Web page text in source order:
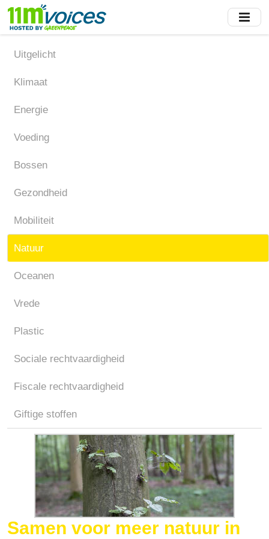
Skip
main
content
Uitgelicht
Klimaat
Energie
Voeding
Bossen
Gezondheid
Mobiliteit
Natuur
Oceanen
Vrede
Plastic
Sociale rechtvaardigheid
Fiscale rechtvaardigheid
Giftige stoffen
Samen voor meer natuur in